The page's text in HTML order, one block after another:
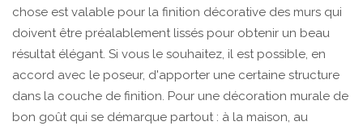
chose est valable pour la finition décorative des murs qui
doivent être préalablement lissés pour obtenir un beau
résultat élégant. Si vous le souhaitez, il est possible, en
accord avec le poseur, d'apporter une certaine structure
dans la couche de finition. Pour une décoration murale de
bon goût qui se démarque partout : à la maison, au